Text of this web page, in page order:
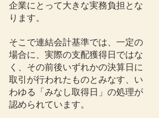
企業にとって大きな実務負担とな
ります。
そこで連結会計基準では、一定の
場合に、実際の支配獲得日ではな
く、その前後いずれかの決算日に
取引が行われたものとみなす、い
わゆる「みなし取得日」の処理が
認められています。